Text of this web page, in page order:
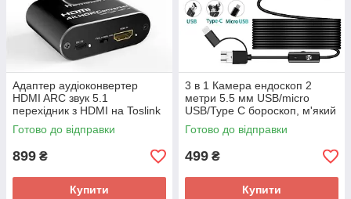
Адаптер аудіоконвертер
HDMI ARC звук 5.1
перехідник з HDMI на Toslink
aux
Готово до відправки
899 ₴
Купити
3 в 1 Камера ендоскоп 2
метри 5.5 мм USB/micro
USB/Type C бороскоп, м'який
дріт
Готово до відправки
499 ₴
Купити